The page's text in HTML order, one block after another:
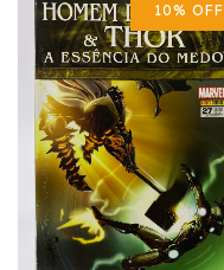
10% OFF